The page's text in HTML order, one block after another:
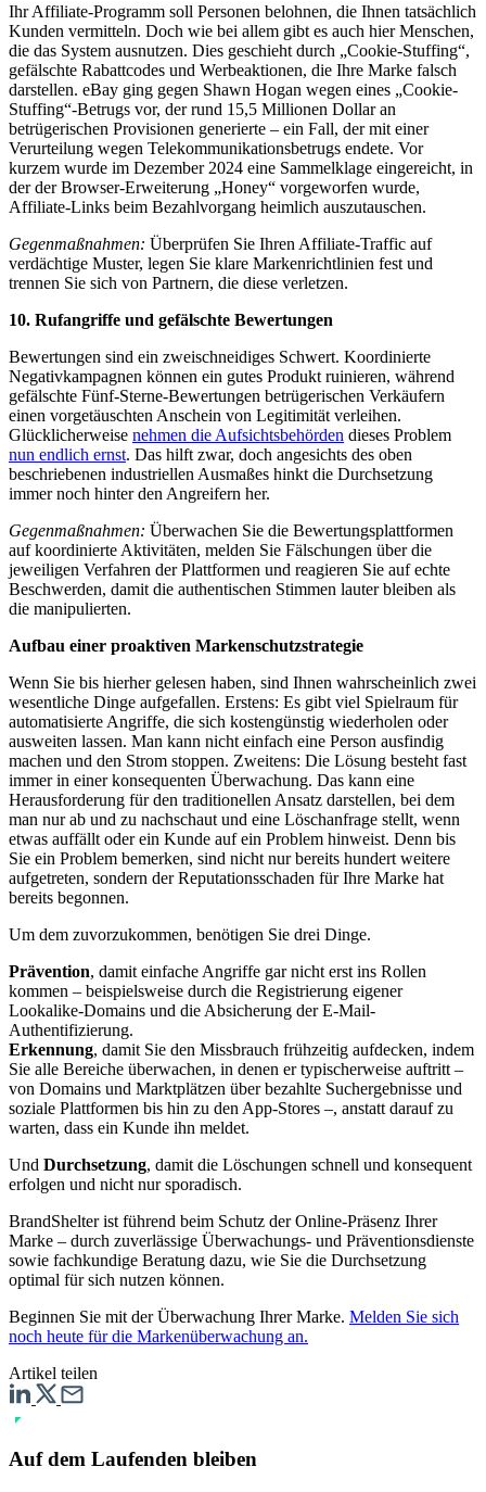
Ihr Affiliate-Programm soll Personen belohnen, die Ihnen tatsächlich
Kunden vermitteln. Doch wie bei allem gibt es auch hier Menschen,
die das System ausnutzen. Dies geschieht durch „Cookie-Stuffing“,
gefälschte Rabattcodes und Werbeaktionen, die Ihre Marke falsch
darstellen. eBay ging gegen Shawn Hogan wegen eines „Cookie-
Stuffing“-Betrugs vor, der rund 15,5 Millionen Dollar an
betrügerischen Provisionen generierte – ein Fall, der mit einer
Verurteilung wegen Telekommunikationsbetrugs endete. Vor
kurzem wurde im Dezember 2024 eine Sammelklage eingereicht, in
der der Browser-Erweiterung „Honey“ vorgeworfen wurde,
Affiliate-Links beim Bezahlvorgang heimlich auszutauschen.
Gegenmaßnahmen: Überprüfen Sie Ihren Affiliate-Traffic auf
verdächtige Muster, legen Sie klare Markenrichtlinien fest und
trennen Sie sich von Partnern, die diese verletzen.
10. Rufangriffe und gefälschte Bewertungen
Bewertungen sind ein zweischneidiges Schwert. Koordinierte
Negativkampagnen können ein gutes Produkt ruinieren, während
gefälschte Fünf-Sterne-Bewertungen betrügerischen Verkäufern
einen vorgetäuschten Anschein von Legitimität verleihen.
Glücklicherweise nehmen die Aufsichtsbehörden dieses Problem
nun endlich ernst. Das hilft zwar, doch angesichts des oben
beschriebenen industriellen Ausmaßes hinkt die Durchsetzung
immer noch hinter den Angreifern her.
Gegenmaßnahmen: Überwachen Sie die Bewertungsplattformen
auf koordinierte Aktivitäten, melden Sie Fälschungen über die
jeweiligen Verfahren der Plattformen und reagieren Sie auf echte
Beschwerden, damit die authentischen Stimmen lauter bleiben als
die manipulierten.
Aufbau einer proaktiven Markenschutzstrategie
Wenn Sie bis hierher gelesen haben, sind Ihnen wahrscheinlich zwei
wesentliche Dinge aufgefallen. Erstens: Es gibt viel Spielraum für
automatisierte Angriffe, die sich kostengünstig wiederholen oder
ausweiten lassen. Man kann nicht einfach eine Person ausfindig
machen und den Strom stoppen. Zweitens: Die Lösung besteht fast
immer in einer konsequenten Überwachung. Das kann eine
Herausforderung für den traditionellen Ansatz darstellen, bei dem
man nur ab und zu nachschaut und eine Löschanfrage stellt, wenn
etwas auffällt oder ein Kunde auf ein Problem hinweist. Denn bis
Sie ein Problem bemerken, sind nicht nur bereits hundert weitere
aufgetreten, sondern der Reputationsschaden für Ihre Marke hat
bereits begonnen.
Um dem zuvorzukommen, benötigen Sie drei Dinge.
Prävention, damit einfache Angriffe gar nicht erst ins Rollen
kommen – beispielsweise durch die Registrierung eigener
Lookalike-Domains und die Absicherung der E-Mail-
Authentifizierung.
Erkennung, damit Sie den Missbrauch frühzeitig aufdecken, indem
Sie alle Bereiche überwachen, in denen er typischerweise auftritt –
von Domains und Marktplätzen über bezahlte Suchergebnisse und
soziale Plattformen bis hin zu den App-Stores –, anstatt darauf zu
warten, dass ein Kunde ihn meldet.
Und Durchsetzung, damit die Löschungen schnell und konsequent
erfolgen und nicht nur sporadisch.
BrandShelter ist führend beim Schutz der Online-Präsenz Ihrer
Marke – durch zuverlässige Überwachungs- und Präventionsdienste
sowie fachkundige Beratung dazu, wie Sie die Durchsetzung
optimal für sich nutzen können.
Beginnen Sie mit der Überwachung Ihrer Marke. Melden Sie sich
noch heute für die Markenüberwachung an.
Artikel teilen
Auf dem Laufenden bleiben